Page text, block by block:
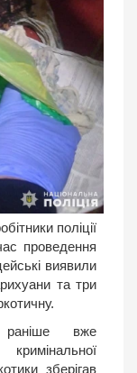
поліції
проведення
виявили
та три
раніше вже
зберігав